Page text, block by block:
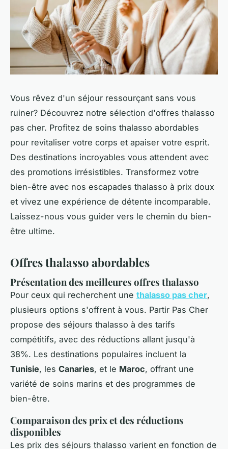
Vous rêvez d'un séjour ressourçant sans vous
ruiner? Découvrez notre sélection d'offres thalasso
pas cher. Profitez de soins thalasso abordables
pour revitaliser votre corps et apaiser votre esprit.
Des destinations incroyables vous attendent avec
des promotions irrésistibles. Transformez votre
bien-être avec nos escapades thalasso à prix doux
et vivez une expérience de détente incomparable.
Laissez-nous vous guider vers le chemin du bien-
être ultime.
Offres thalasso abordables
Présentation des meilleures offres thalasso
Pour ceux qui recherchent une thalasso pas cher,
plusieurs options s'offrent à vous. Partir Pas Cher
propose des séjours thalasso à des tarifs
compétitifs, avec des réductions allant jusqu'à
38%. Les destinations populaires incluent la
Tunisie, les Canaries, et le Maroc, offrant une
variété de soins marins et des programmes de
bien-être.
Comparaison des prix et des réductions
disponibles
Les prix des séjours thalasso varient en fonction de